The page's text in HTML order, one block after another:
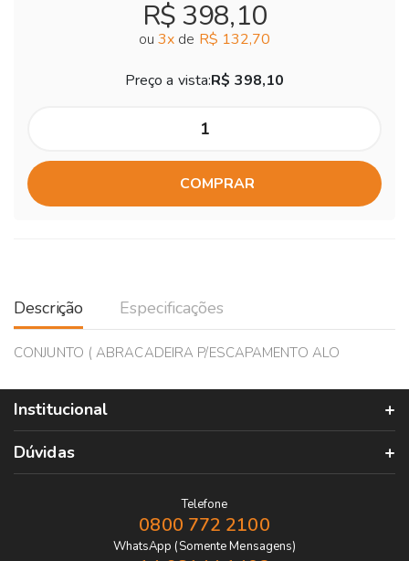
R$ 398,10
ou 3x de R$ 132,70
Preço a vista:R$ 398,10
COMPRAR
Descrição Especificações
CONJUNTO ( ABRACADEIRA P/ESCAPAMENTO ALO
Institucional
Dúvidas
Telefone
0800 772 2100
WhatsApp (Somente Mensagens)